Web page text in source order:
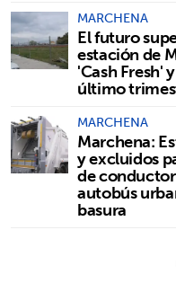
MARCHENA
El futuro
estación de
'Cash Fresh'
último
MARCHENA
Marchena:
y excluidos
de
autobús
basura